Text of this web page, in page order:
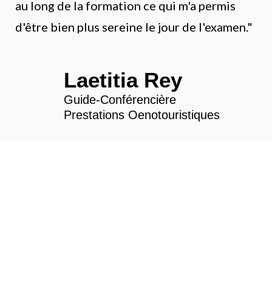
au long de la formation ce qui m'a permis
d'être bien plus sereine le jour de l'examen."
Laetitia Rey
Guide-Conférencière
Prestations Oenotouristiques